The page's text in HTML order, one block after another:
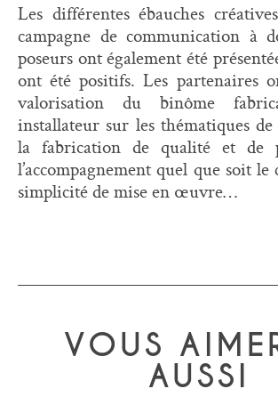
Les différentes ébauches
campagne de communication à
poseurs ont également été
ont été positifs. Les partenaires
valorisation du binôme
installateur sur les thématiques de
la fabrication de qualité et de
l’accompagnement quel que soit
simplicité de mise en œuvre…
VOUS
AUSSI